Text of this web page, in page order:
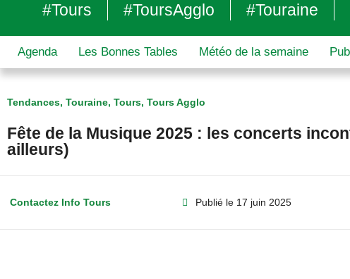
#Tours #ToursAgglo #Touraine
Agenda Les Bonnes Tables Météo de la semaine
Tendances, Touraine, Tours, Tours Agglo
Fête de la Musique 2025 : les concerts
ailleurs)
Contactez Info Tours Publié le 17 juin 2025